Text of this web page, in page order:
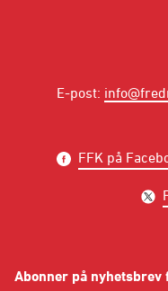
E-post:
FFK på
Abonner på